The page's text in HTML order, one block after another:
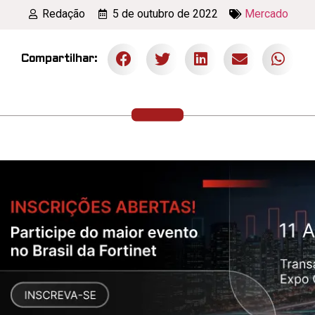
Redação 5 de outubro de 2022 Mercado
Compartilhar: